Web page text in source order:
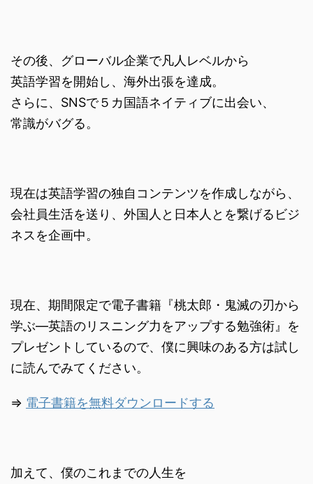
その後、グローバル企業で凡人レベルから
英語学習を開始し、海外出張を達成。
さらに、SNSで５カ国語ネイティブに出会い、
常識がバグる。
現在は英語学習の独自コンテンツを作成しながら、
会社員生活を送り、外国人と日本人とを繋げるビジ
ネスを企画中。
現在、期間限定で電子書籍『桃太郎・鬼滅の刃から
学ぶ―英語のリスニング力をアップする勉強術』を
プレゼントしているので、僕に興味のある方は試し
に読んでみてください。
⇒ 電子書籍を無料ダウンロードする
加えて、僕のこれまでの人生を